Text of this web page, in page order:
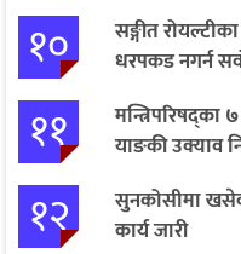
१०
सङ्गीत
धरपकड नगर्न
११
मन्त्रिपरिषद्का
याङकी उक्याव
१२
सुनकोसीमा
कार्य जारी